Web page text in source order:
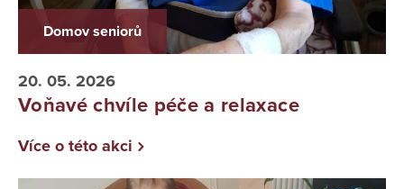
Domov seniorů
20. 05. 2026
Voňavé chvíle péče a relaxace
Více o této akci